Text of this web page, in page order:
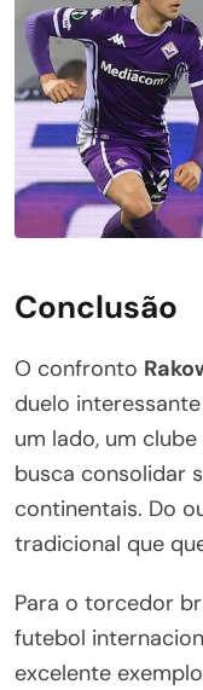
Conclusão
O confronto
duelo
um lado, um
busca consolidar
continentais. Do
tradicional que
Para o torcedor
futebol
excelente